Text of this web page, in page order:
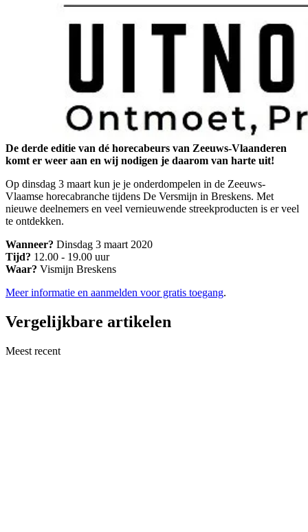
De derde editie van dé horecabeurs van Zeeuws-Vlaanderen
komt er weer aan en wij nodigen je daarom van harte uit!
Op dinsdag 3 maart kun je je onderdompelen in de Zeeuws-
Vlaamse horecabranche tijdens De Versmijn in Breskens. Met
nieuwe deelnemers en veel vernieuwende streekproducten is er veel
te ontdekken.
Wanneer? Dinsdag 3 maart 2020
Tijd? 12.00 - 19.00 uur
Waar? Vismijn Breskens
Meer informatie en aanmelden voor gratis toegang.
Vergelijkbare artikelen
Meest recent